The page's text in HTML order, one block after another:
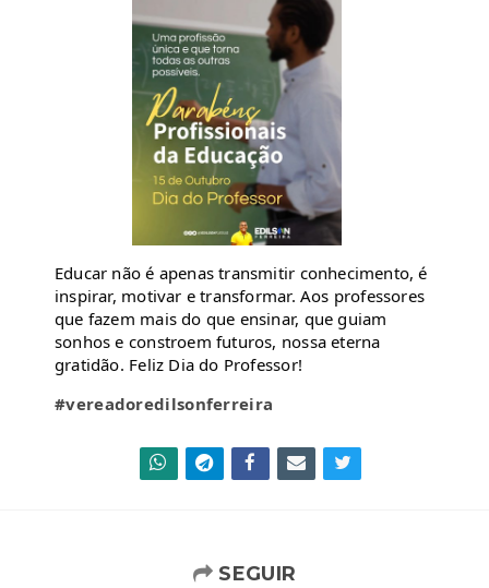
Educar não é apenas transmitir conhecimento, é
inspirar, motivar e transformar. Aos professores
que fazem mais do que ensinar, que guiam
sonhos e constroem futuros, nossa eterna
gratidão. Feliz Dia do Professor!
#vereadoredilsonferreira
SEGUIR